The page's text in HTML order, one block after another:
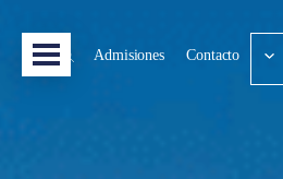
Admisiones Contacto